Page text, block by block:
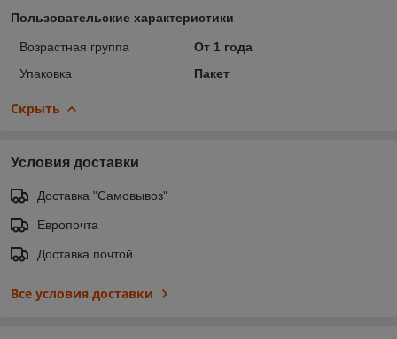
Пользовательские характеристики
Возрастная группа
От 1 года
Упаковка
Пакет
Скрыть
Условия доставки
Доставка "Самовывоз"
Европочта
Доставка почтой
Все условия доставки